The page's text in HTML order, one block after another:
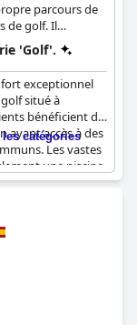
parcours de
de golf. Il
plusieurs
ce qui en fait
loisirs.
'Golf'.
exceptionnel
situé à
bénéficient du
ayant accès à des
Les vastes
une piscine
sportifs,
du parcours
parfait pour
de l'hôtel offre
assurant un
air. Le
agréable
dans cet hôtel
catégories